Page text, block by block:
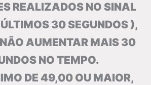
REALIZADOS NO SINAL
30 SEGUNDOS ),
AUMENTAR MAIS 30
NO TEMPO.
DE 49,00 OU MAIOR,